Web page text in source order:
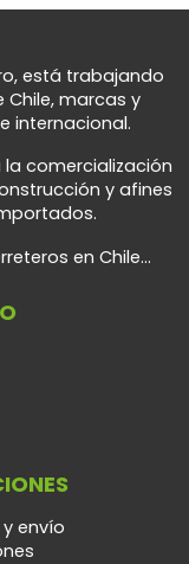
está trabajando
marcas y
internacional.
comercialización
y afines
en Chile...
envío